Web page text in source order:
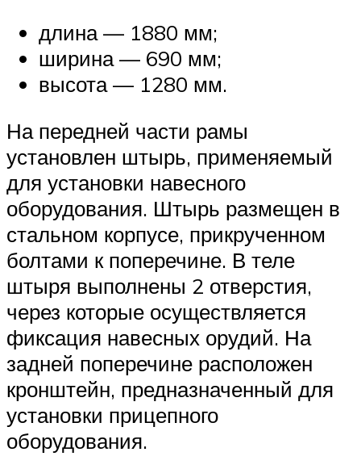
длина — 1880 мм;
ширина — 690 мм;
высота — 1280 мм.
На передней части рамы
установлен штырь, применяемый
для установки навесного
оборудования. Штырь размещен в
стальном корпусе, прикрученном
болтами к поперечине. В теле
штыря выполнены 2 отверстия,
через которые осуществляется
фиксация навесных орудий. На
задней поперечине расположен
кронштейн, предназначенный для
установки прицепного
оборудования.